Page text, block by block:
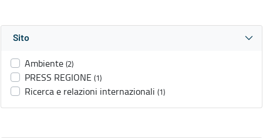
Sito
Ambiente (2)
PRESS REGIONE (1)
Ricerca e relazioni internazionali (1)